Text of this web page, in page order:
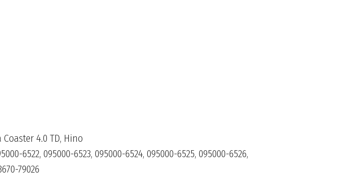
4.0 TD, Hino
6522, 095000-6523, 095000-6524, 095000-6525, 095000-6526,
79026